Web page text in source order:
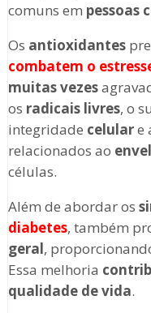
comuns em pessoas
Os antioxidantes
combatem o
muitas vezes
os radicais livres, o
integridade celulare
relacionados ao
células.
Além de abordar os
diabetes, também
geral,
Essa melhoria
qualidade de vida.